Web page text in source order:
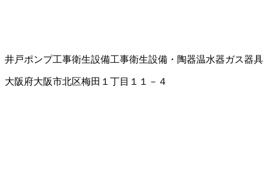
井戸ポンプ工事衛生設備工事衛生設備・陶器温水器ガス器具
大阪府大阪市北区梅田１丁目１１－４